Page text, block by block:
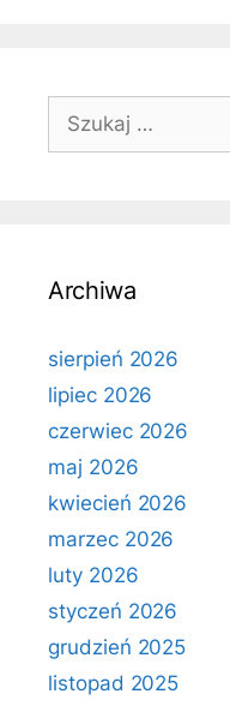
Szukaj:
Archiwa
sierpień 2026
lipiec 2026
czerwiec 2026
maj 2026
kwiecień 2026
marzec 2026
luty 2026
styczeń 2026
grudzień 2025
listopad 2025